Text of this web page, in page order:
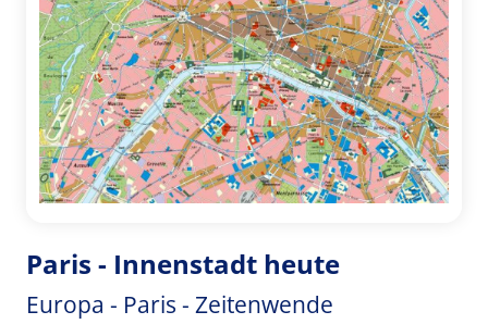
Paris - Innenstadt heute
Europa - Paris - Zeitenwende